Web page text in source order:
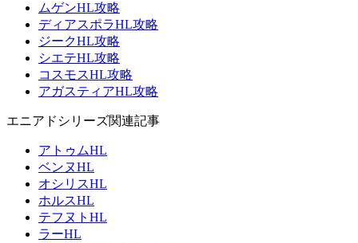
ムゲンHL攻略
ディアスポラHL攻略
ジークHL攻略
シエテHL攻略
コスモスHL攻略
アガスティアHL攻略
エニアドシリーズ関連記事
アトゥムHL
ベンヌHL
オシリスHL
ホルスHL
テフヌトHL
ラーHL